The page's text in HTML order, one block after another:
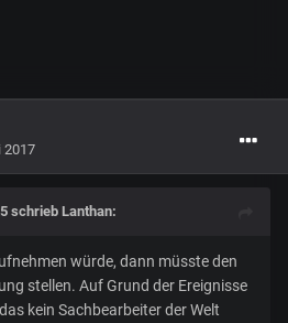
2017
schrieb Lanthan:
würde, dann müsste den
stellen. Auf Grund der Ereignisse
kein Sachbearbeiter der Welt